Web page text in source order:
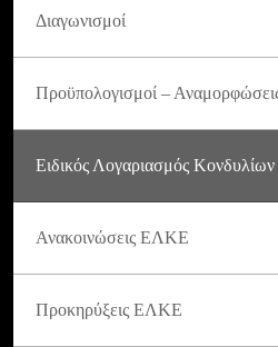
Διαγωνισμοί
Προϋπολογισμοί –
Ειδικός Λογαριασμός
Ανακοινώσεις ΕΛΚΕ
Προκηρύξεις ΕΛΚΕ